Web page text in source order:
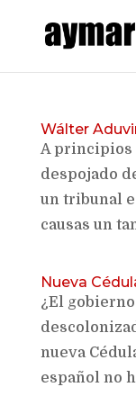
Wálter
A principios
despojado
un tribunal
causas un
Nueva
¿El
nueva
español no